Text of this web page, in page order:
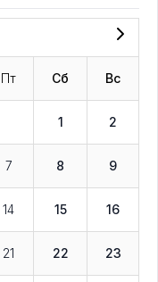
Пт Сб Вс
1 2
7 8 9
14 15 16
21 22 23